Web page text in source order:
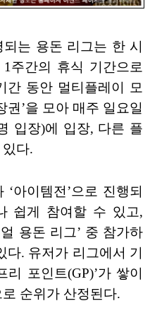
는 용돈 리그는 한 시
주간의 휴식 기간으로
간 동안 멀티플레이 모
권’을 모아 매주 일요일
입장)에 입장, 다른 플
다.
‘아이템전’으로 진행되
쉽게 참여할 수 있고,
용돈 리그’ 중 참가하
. 유저가 리그에서 기
포인트(GP)’가 쌓이
순위가 산정된다.